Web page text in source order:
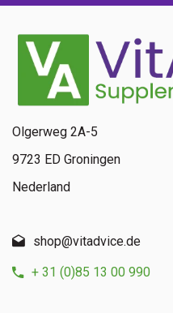
Olgerweg 2A-5
9723 ED Groningen
Nederland
shop@vitadvice.de
+ 31 (0)85 13 00 990